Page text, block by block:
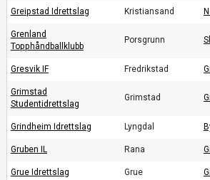
Greipstad Idrettslag Kristiansand
Grenland
Topphåndballklubb
Porsgrunn
Gresvik IF Fredrikstad
Grimstad
Studentidrettslag
Grimstad
Grindheim Idrettslag Lyngdal
Gruben IL Rana
Grue Idrettslag Grue